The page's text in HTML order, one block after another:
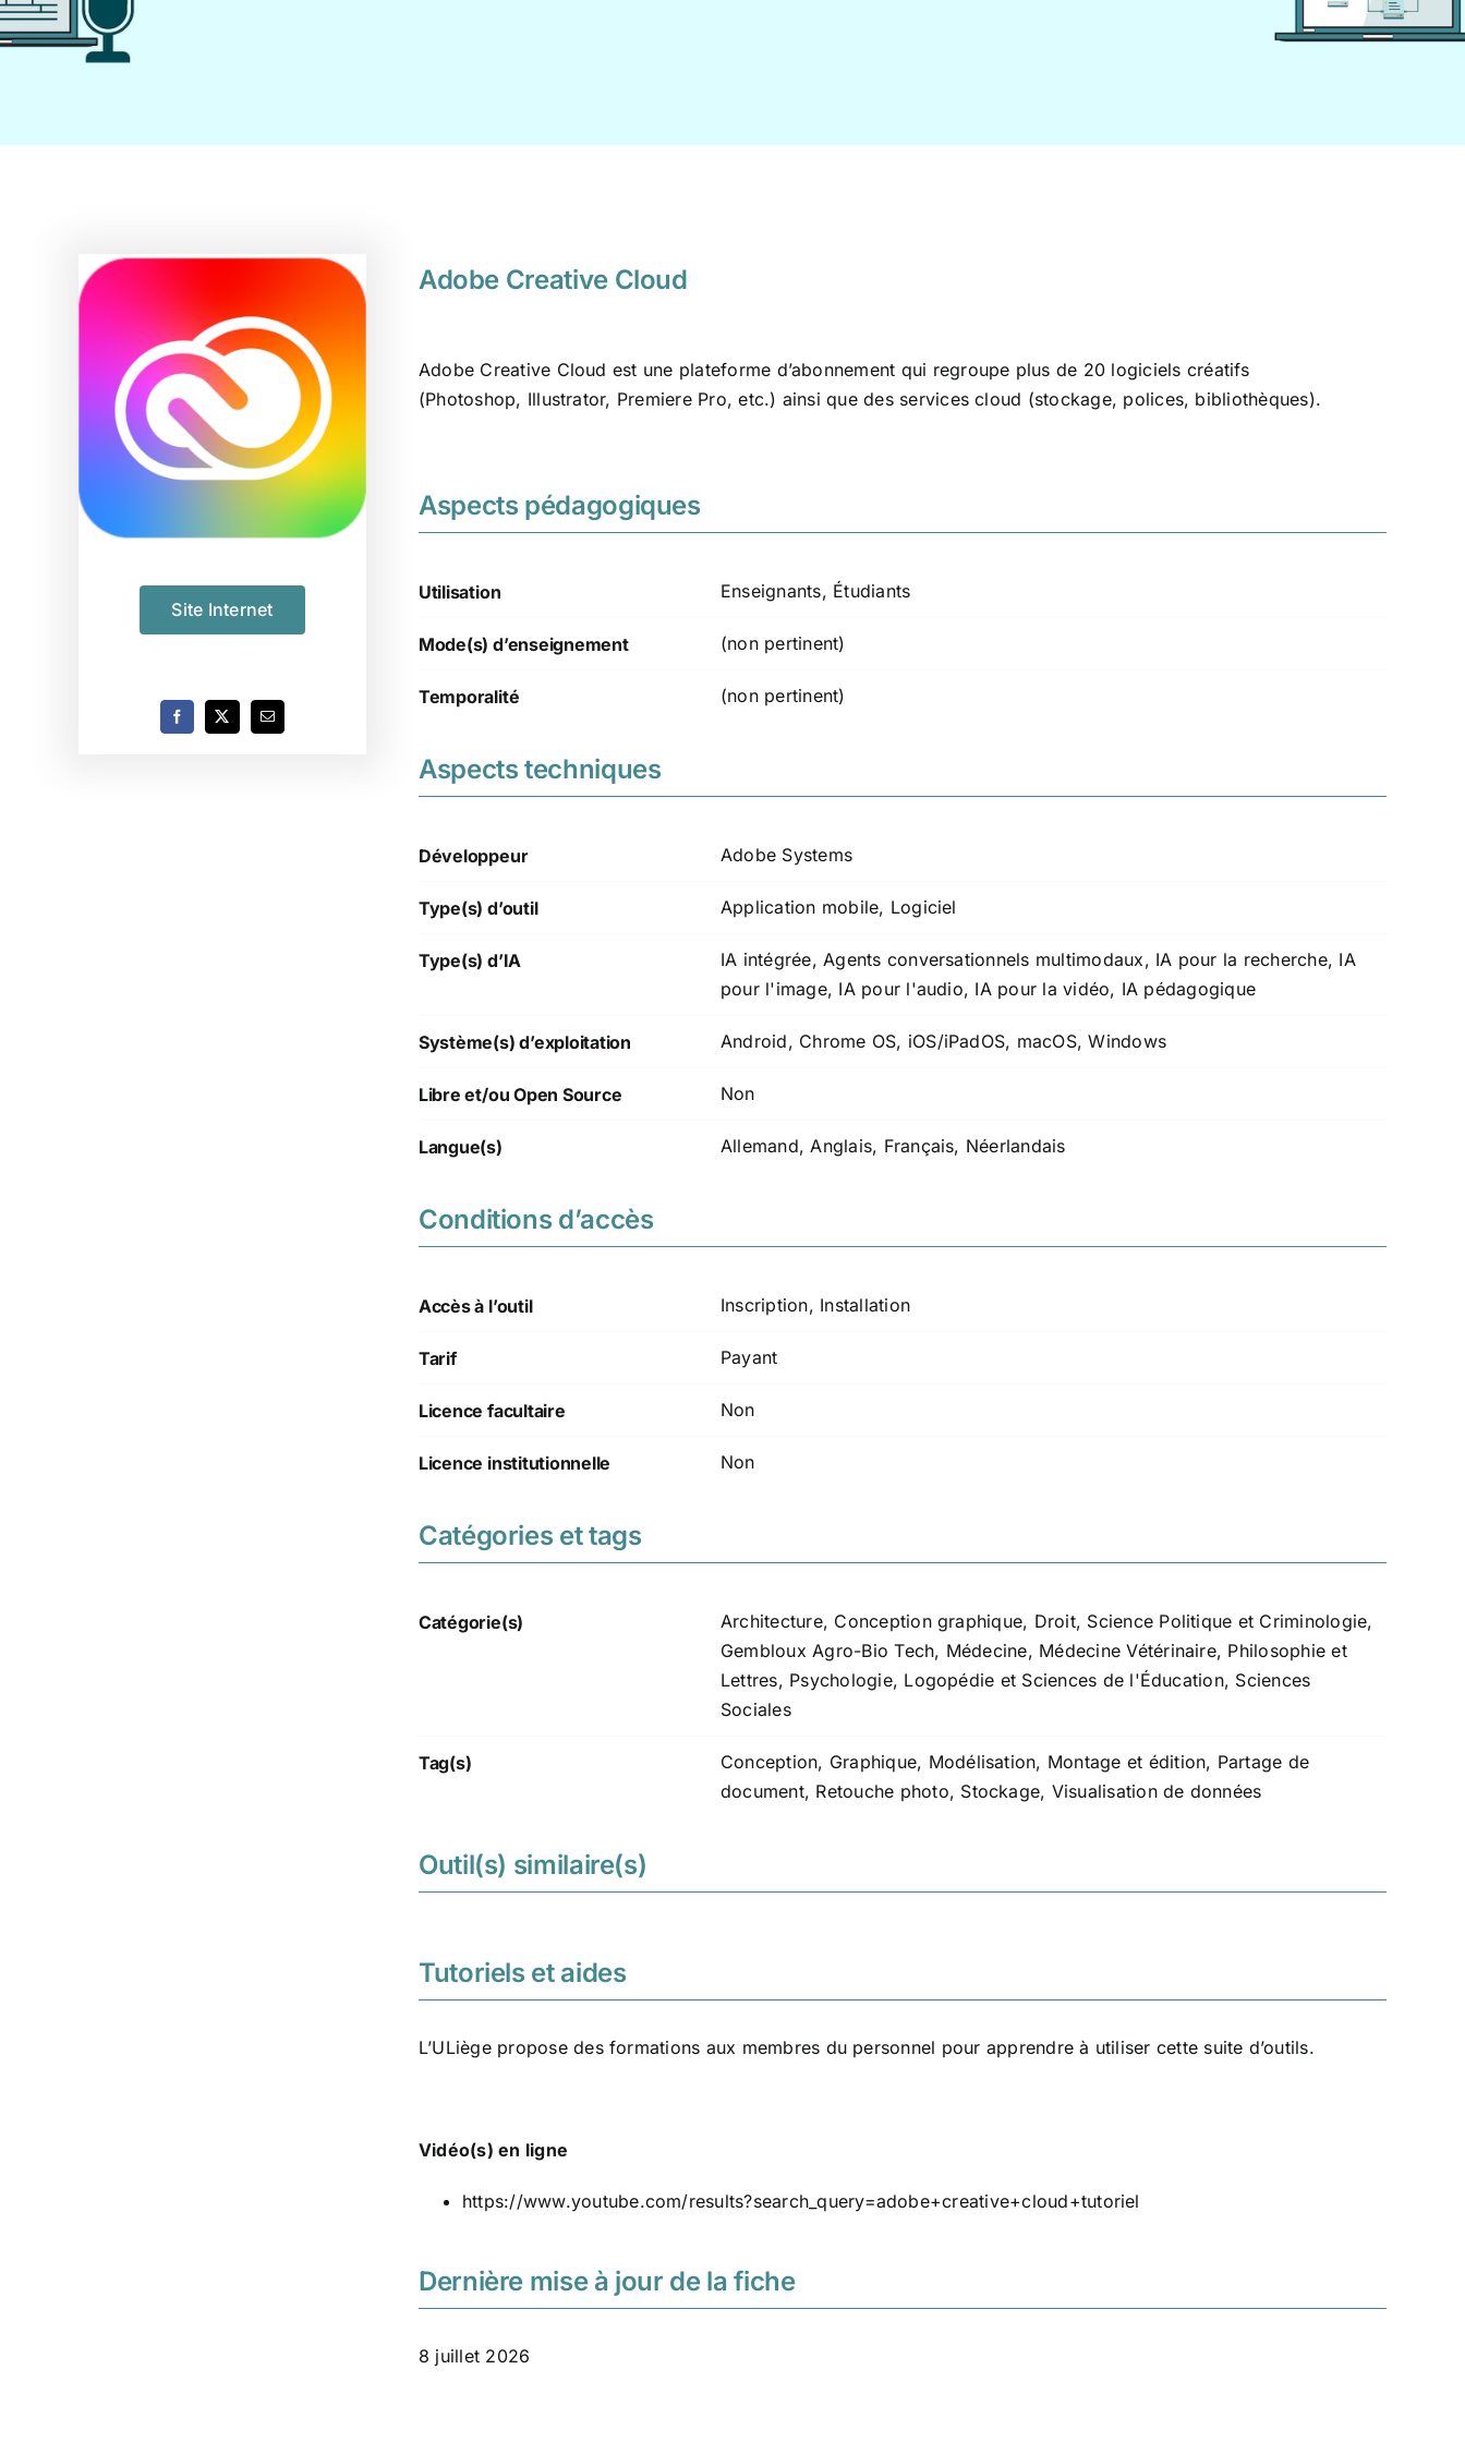
Site Internet
Adobe Creative Cloud
Adobe Creative Cloud est une plateforme d’abonnement qui regroupe plus de 20 logiciels créatifs
(Photoshop, Illustrator, Premiere Pro, etc.) ainsi que des services cloud (stockage, polices, bibliothèques).
Aspects pédagogiques
Utilisation Enseignants, Étudiants
Mode(s) d’enseignement (non pertinent)
Temporalité (non pertinent)
Aspects techniques
Développeur Adobe Systems
Type(s) d’outil Application mobile, Logiciel
Type(s) d’IA
IA intégrée, Agents conversationnels multimodaux, IA pour la recherche, IA
pour l'image, IA pour l'audio, IA pour la vidéo, IA pédagogique
Système(s) d’exploitation Android, Chrome OS, iOS/iPadOS, macOS, Windows
Libre et/ou Open Source Non
Langue(s) Allemand, Anglais, Français, Néerlandais
Conditions d’accès
Accès à l’outil Inscription, Installation
Tarif Payant
Licence facultaire Non
Licence institutionnelle Non
Catégories et tags
Catégorie(s) Architecture, Conception graphique, Droit, Science Politique et Criminologie,
Gembloux Agro-Bio Tech, Médecine, Médecine Vétérinaire, Philosophie et
Lettres, Psychologie, Logopédie et Sciences de l'Éducation, Sciences
Sociales
Tag(s) Conception, Graphique, Modélisation, Montage et édition, Partage de
document, Retouche photo, Stockage, Visualisation de données
Outil(s) similaire(s)
Tutoriels et aides
L’ULiège propose des formations aux membres du personnel pour apprendre à utiliser cette suite d’outils.
Vidéo(s) en ligne
https://www.youtube.com/results?search_query=adobe+creative+cloud+tutoriel
Dernière mise à jour de la fiche
8 juillet 2026